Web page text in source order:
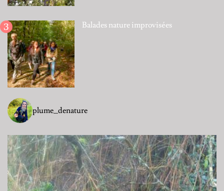
Balades nature improvisées
plume_denature